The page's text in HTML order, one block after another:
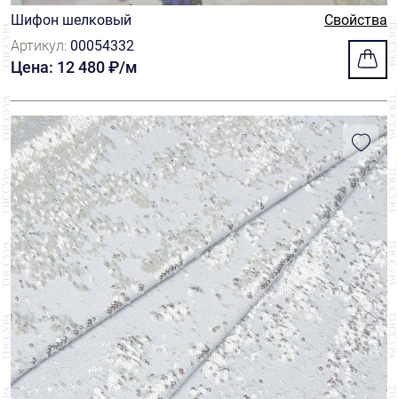
Полоска 40
Птицы 2
Растения 77
Цветы 907
Шеврон/елочка 3
Стразы/Кристаллы
Carnet 121
Cluny
Fair Lady 6
Fasac 120
Forster Rohner 113
Frontline
HOH 68
Hausammann 23
Henry Bertrand 4
Jakob Schlaepfer 166
Шифон шелковый
Свойства
Артикул: 00054332
Цена: 12 480 ₽/м